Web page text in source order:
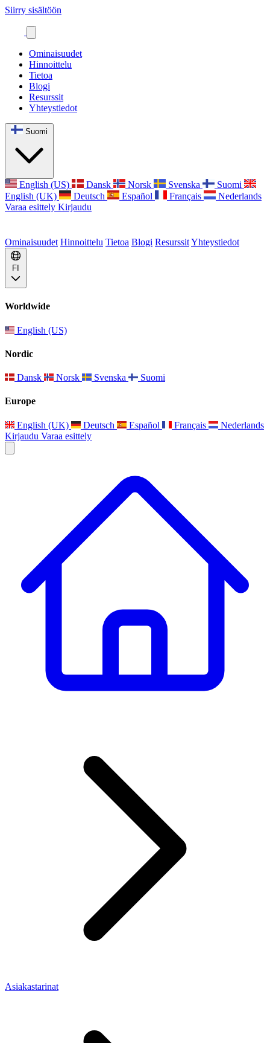
Siirry sisältöön
Ominaisuudet
Hinnoittelu
Tietoa
Blogi
Resurssit
Yhteystiedot
Suomi
English (US) Dansk Norsk Svenska
Suomi
English (UK)
Deutsch Español Français
Nederlands
Varaa esittely Kirjaudu
Ominaisuudet Hinnoittelu Tietoa Blogi ResurssitYhteystiedot
FI
Worldwide
English (US)
Nordic
Dansk Norsk Svenska Suomi
Europe
English (UK) Deutsch Español Français
Nederlands
Kirjaudu Varaa esittely
Asiakastarinat